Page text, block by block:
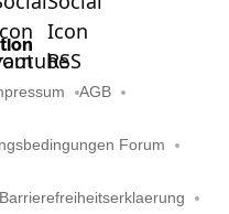
AGB
Forum
Barrierefreiheitserklaerung